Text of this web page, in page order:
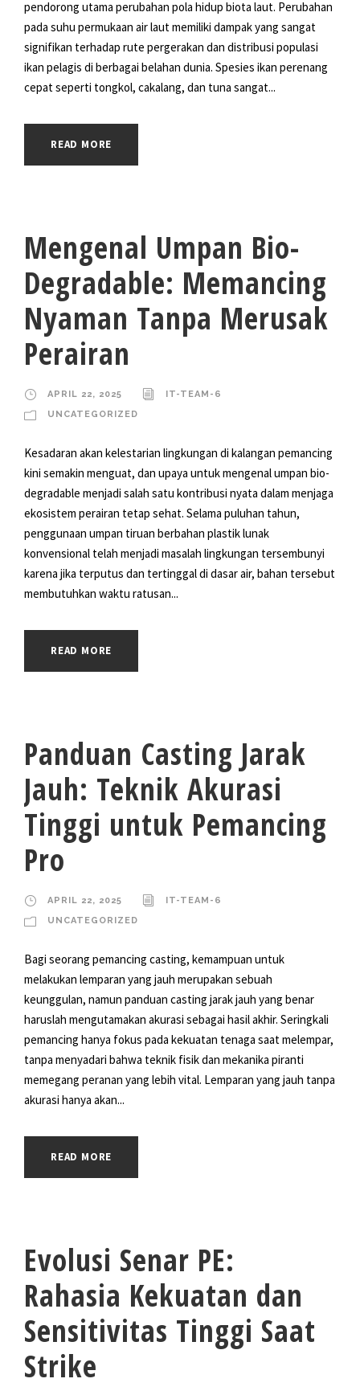
pendorong utama perubahan pola hidup biota laut. Perubahan
pada suhu permukaan air laut memiliki dampak yang sangat
signifikan terhadap rute pergerakan dan distribusi populasi
ikan pelagis di berbagai belahan dunia. Spesies ikan perenang
cepat seperti tongkol, cakalang, dan tuna sangat...
READ MORE
Mengenal Umpan Bio-
Degradable: Memancing
Nyaman Tanpa Merusak
Perairan
APRIL 22, 2025
IT-TEAM-6
UNCATEGORIZED
Kesadaran akan kelestarian lingkungan di kalangan pemancing
kini semakin menguat, dan upaya untuk mengenal umpan bio-
degradable menjadi salah satu kontribusi nyata dalam menjaga
ekosistem perairan tetap sehat. Selama puluhan tahun,
penggunaan umpan tiruan berbahan plastik lunak
konvensional telah menjadi masalah lingkungan tersembunyi
karena jika terputus dan tertinggal di dasar air, bahan tersebut
membutuhkan waktu ratusan...
READ MORE
Panduan Casting Jarak
Jauh: Teknik Akurasi
Tinggi untuk Pemancing
Pro
APRIL 22, 2025
IT-TEAM-6
UNCATEGORIZED
Bagi seorang pemancing casting, kemampuan untuk
melakukan lemparan yang jauh merupakan sebuah
keunggulan, namun panduan casting jarak jauh yang benar
haruslah mengutamakan akurasi sebagai hasil akhir. Seringkali
pemancing hanya fokus pada kekuatan tenaga saat melempar,
tanpa menyadari bahwa teknik fisik dan mekanika piranti
memegang peranan yang lebih vital. Lemparan yang jauh tanpa
akurasi hanya akan...
READ MORE
Evolusi Senar PE:
Rahasia Kekuatan dan
Sensitivitas Tinggi Saat
Strike